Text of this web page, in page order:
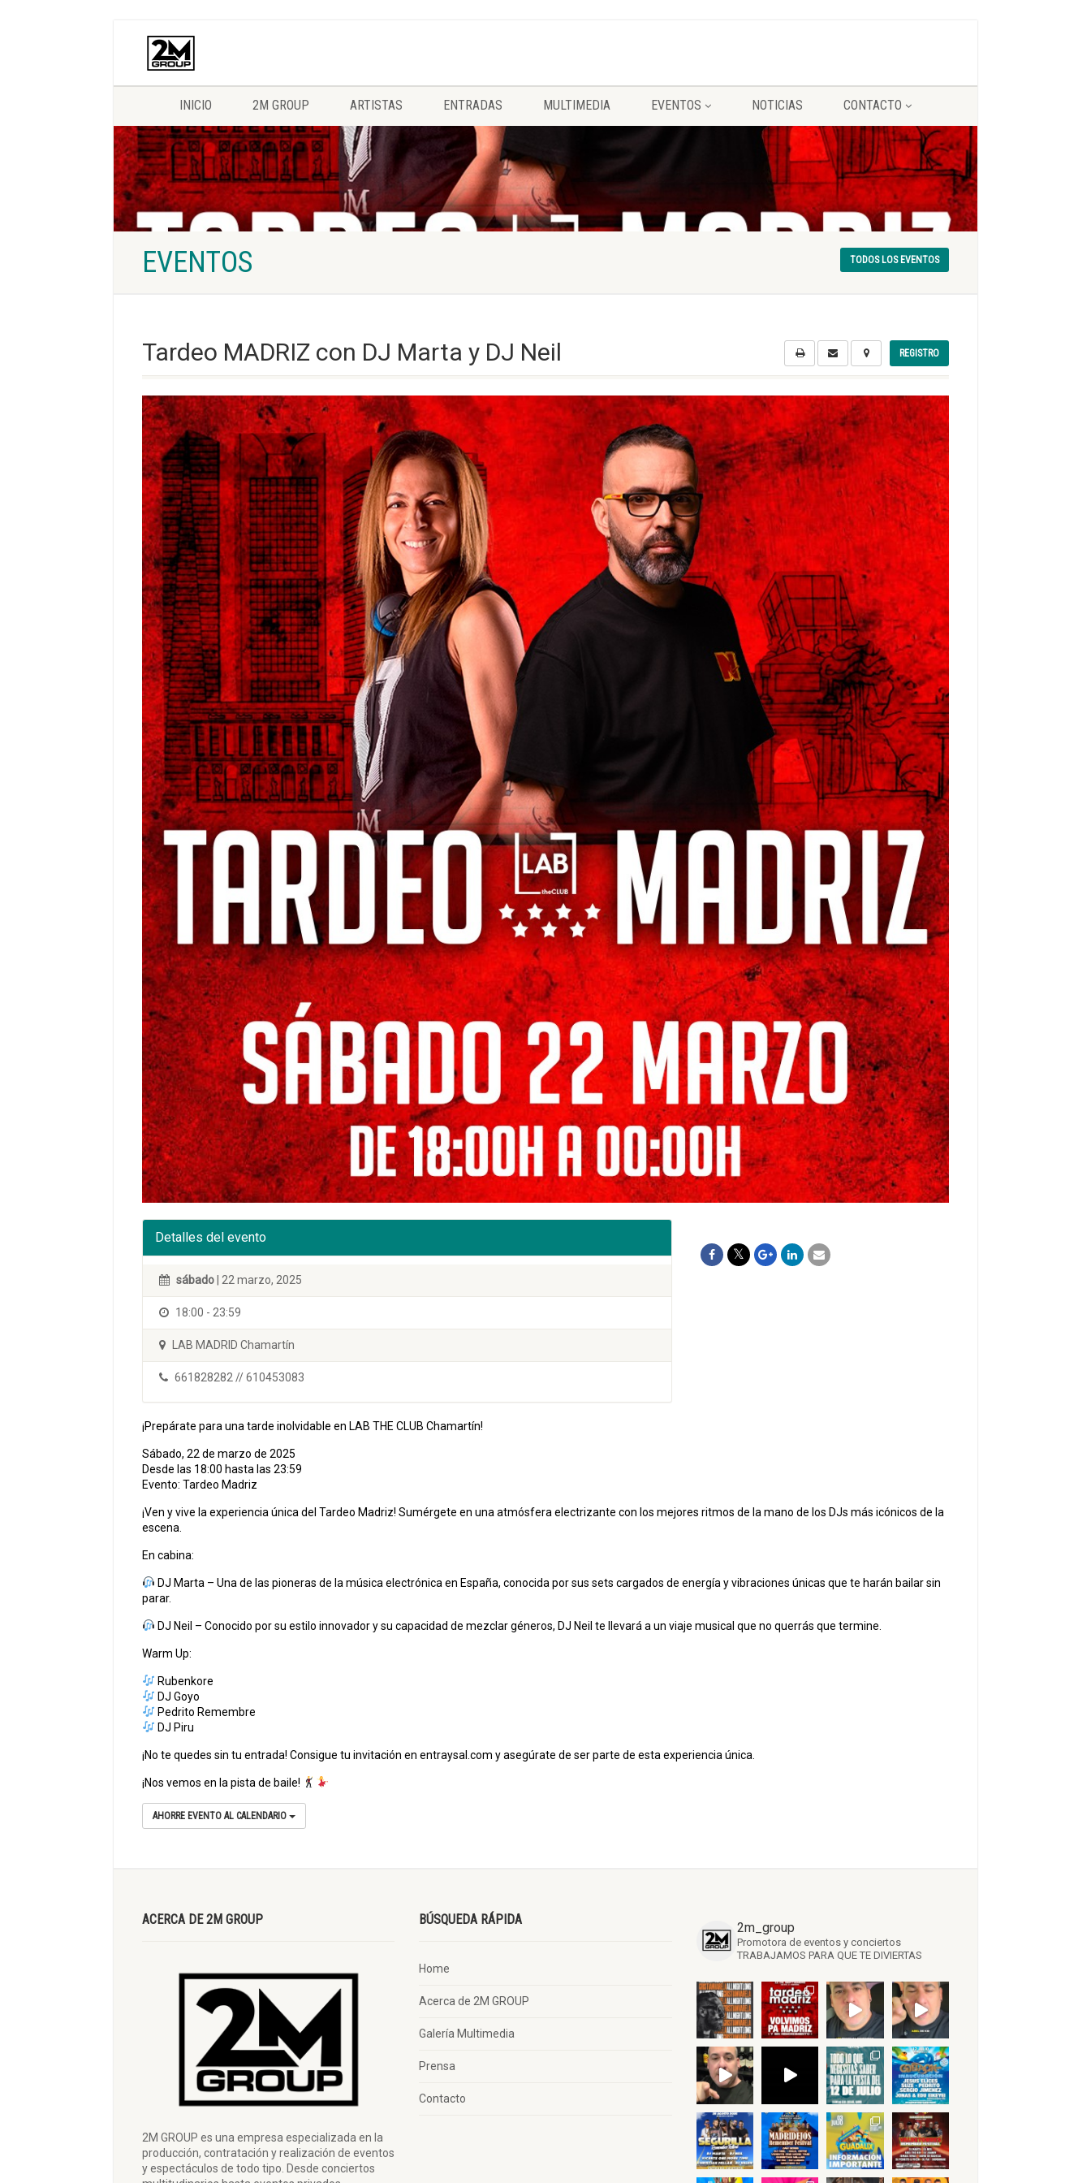
INICIO 2M GROUP ARTISTAS ENTRADAS MULTIMEDIA EVENTOS NOTICIAS CONTACTO
EVENTOS TODOS LOS EVENTOS
REGISTRO
Tardeo MADRIZ con DJ Marta y DJ Neil
Detalles del evento
sábado | 22 marzo, 2025
18:00 - 23:59
LAB MADRID Chamartín
661828282 // 610453083
¡Prepárate para una tarde inolvidable en LAB THE CLUB Chamartín!
Sábado, 22 de marzo de 2025
Desde las 18:00 hasta las 23:59
Evento: Tardeo Madriz
¡Ven y vive la experiencia única del Tardeo Madriz! Sumérgete en una atmósfera electrizante con los mejores ritmos de la mano de los DJs más icónicos de la
escena.
En cabina:
DJ Marta – Una de las pioneras de la música electrónica en España, conocida por sus sets cargados de energía y vibraciones únicas que te harán bailar sin
parar.
DJ Neil – Conocido por su estilo innovador y su capacidad de mezclar géneros, DJ Neil te llevará a un viaje musical que no querrás que termine.
Warm Up:
Rubenkore
DJ Goyo
Pedrito Remembre
DJ Piru
¡No te quedes sin tu entrada! Consigue tu invitación en entraysal.com y asegúrate de ser parte de esta experiencia única.
¡Nos vemos en la pista de baile!
AHORRE EVENTO AL CALENDARIO
ACERCA DE 2M GROUP
2M GROUP es una empresa especializada en la
producción, contratación y realización de eventos
y espectáculos de todo tipo. Desde conciertos
BÚSQUEDA RÁPIDA
Home
Acerca de 2M GROUP
Galería Multimedia
Prensa
Contacto
2m_group
Promotora de eventos y conciertos
TRABAJAMOS PARA QUE TE DIVIERTAS